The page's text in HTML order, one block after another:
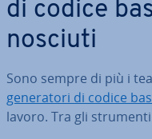
di codice
no­sciu­ti
Sono sempre di più i
ge­ne­ra­to­ri di codice
lavoro. Tra gli